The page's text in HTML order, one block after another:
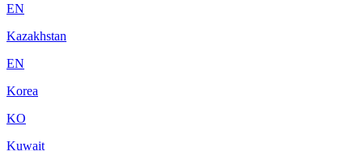
EN
Kazakhstan
EN
Korea
KO
Kuwait